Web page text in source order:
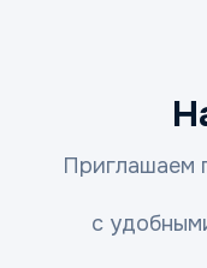
Приглашаем
с